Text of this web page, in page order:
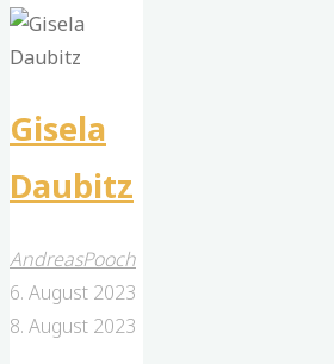
Gisela
Daubitz
AndreasPooch
6. August 2023
8. August 2023